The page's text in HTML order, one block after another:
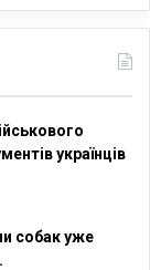
українців
собак уже